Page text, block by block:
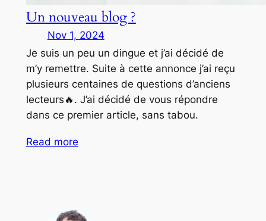
Un nouveau blog ?
Nov 1, 2024
Je suis un peu un dingue et j’ai décidé de
m’y remettre. Suite à cette annonce j’ai reçu
plusieurs centaines de questions d’anciens
lecteurs🔥. J’ai décidé de vous répondre
dans ce premier article, sans tabou.
Read more